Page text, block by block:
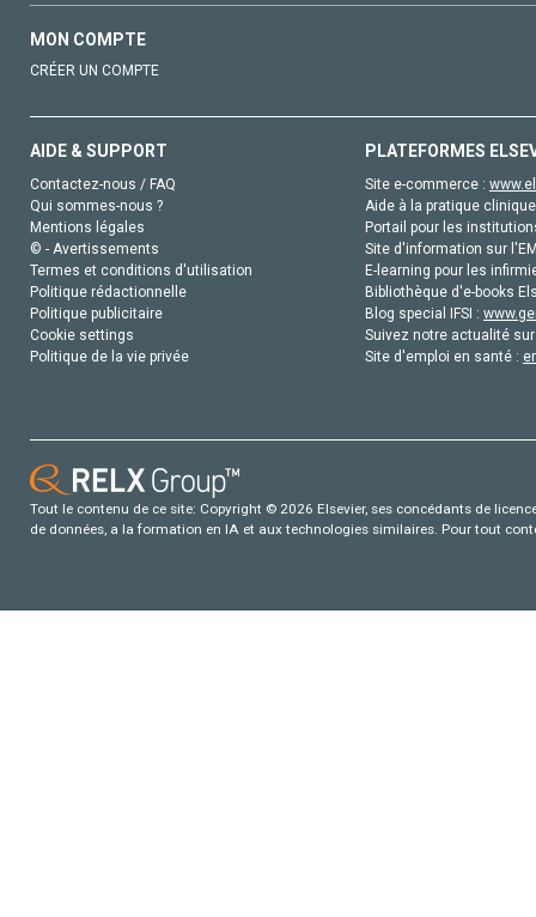
MON COMPTE
CRÉER UN COMPTE
AIDE & SUPPORT
Contactez-nous / FAQ
Qui sommes-nous ?
Mentions légales
© - Avertissements
Termes et conditions d'utilisation
Politique rédactionnelle
Politique publicitaire
Cookie settings
Politique de la vie privée
PLATEFORMES
Site e-commerce :
Aide à la pratique
Portail pour les
Site d'information sur
E-learning pour les
Bibliothèque d'e-books
Blog special IFSI :
Suivez notre actualité
Site d'emploi en santé :
Tout le contenu de ce site: Copyright © 2026 Elsevier, ses concédants de
de données, a la formation en IA et aux technologies similaires. Pour tout